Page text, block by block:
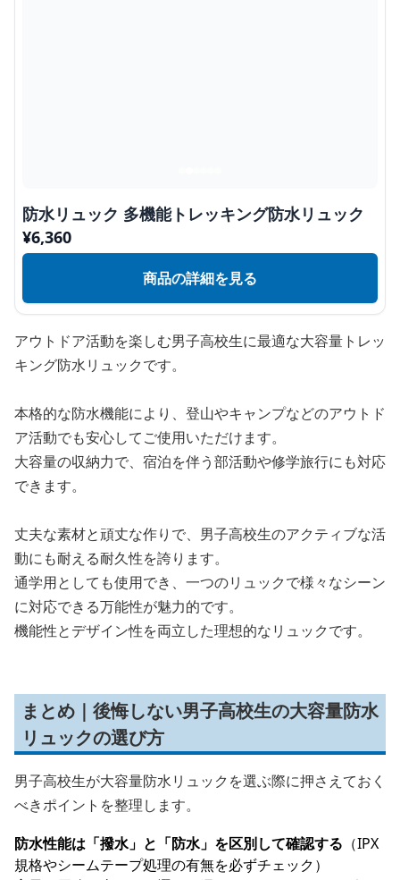
防水リュック 多機能トレッキング防水リュック
¥6,360
商品の詳細を見る
アウトドア活動を楽しむ男子高校生に最適な大容量トレッ
キング防水リュックです。
本格的な防水機能により、登山やキャンプなどのアウトド
ア活動でも安心してご使用いただけます。
大容量の収納力で、宿泊を伴う部活動や修学旅行にも対応
できます。
丈夫な素材と頑丈な作りで、男子高校生のアクティブな活
動にも耐える耐久性を誇ります。
通学用としても使用でき、一つのリュックで様々なシーン
に対応できる万能性が魅力的です。
機能性とデザイン性を両立した理想的なリュックです。
まとめ｜後悔しない男子高校生の大容量防水
リュックの選び方
男子高校生が大容量防水リュックを選ぶ際に押さえておく
べきポイントを整理します。
防水性能は「撥水」と「防水」を区別して確認する （IPX
規格やシームテープ処理の有無を必ずチェック）